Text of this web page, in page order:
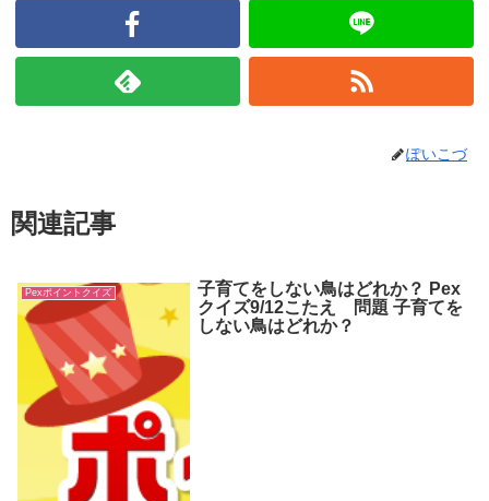
ぽいこづ
関連記事
Pexポイントクイズ
子育てをしない鳥はどれか？ Pex
クイズ9/12こたえ 問題 子育てを
しない鳥はどれか？